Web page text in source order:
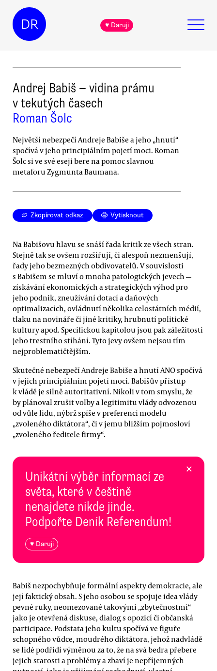
DR ♥ Daruji
Andrej Babiš — vidina prámu
v tekutých časech
Roman Šolc
Největší nebezpečí Andreje Babiše a jeho „hnutí“
spočívá v jeho principiálním pojetí moci. Roman
Šolc si ve své eseji bere na pomoc slavnou
metaforu Zygmunta Baumana.
Zkopírovat odkaz Vytisknout
Na Babišovu hlavu se snáší řada kritik ze všech stran.
Stejně tak se ovšem rozšiřují, či alespoň nezmenšují,
řady jeho bezmezných obdivovatelů. V souvislosti
s Babišem se mluví o mnoha patologických jevech —
získávání ekonomických a strategických výhod pro
jeho podnik, zneužívání dotací a daňových
optimalizacích, ovládnutí několika celostátních médií,
tlaku na novináře či jiné kritiky, hrubnutí politické
kultury apod. Specifickou kapitolou jsou pak záležitosti
jeho trestního stíhání. Tyto jevy ovšem nejsou tím
nejproblematičtějším.
Skutečné nebezpečí Andreje Babiše a hnutí ANO spočívá
v jejich principiálním pojetí moci. Babišův přístup
k vládě je silně autoritativní. Nikoli v tom smyslu, že
by plánoval zrušit volby a legitimitu vlády odvozenou
od vůle lidu, nýbrž spíše v preferenci modelu
„zvoleného diktátora“, či v jemu bližším pojmosloví
„zvoleného ředitele firmy“.
Unikátní výběr informací ze
světa, které v češtině
nenajdete nikde jinde.
Podpořte Deník Referendum!
♥ Daruji
×
Babiš nezpochybňuje formální aspekty demokracie, ale
její faktický obsah. S jeho osobou se spojuje idea vlády
pevné ruky, neomezované takovými „zbytečnostmi“
jako je otevřená diskuse, dialog s opozicí či občanská
participace. Podstata jeho kultu spočívá ve figuře
schopného vůdce, moudrého diktátora, jehož nadvládě
se lidé podřídí výměnou za to, že na svá bedra přebere
jejich starosti a problémy a zbaví je nepříjemných